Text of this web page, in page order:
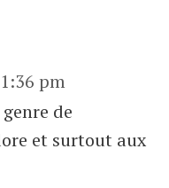
pm
de
et surtout aux